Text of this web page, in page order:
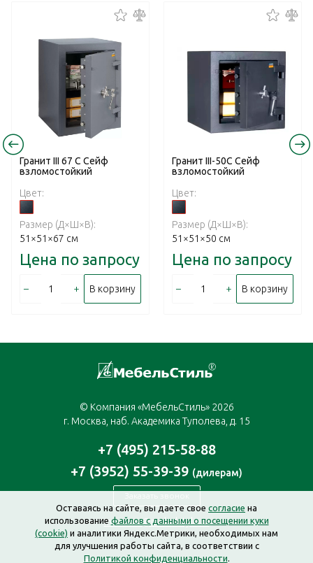
Гранит III 67 С Сейф
взломостойкий
Цвет:
Размер (Д×Ш×В):
51×51×67 см
Цена по запросу
– + В корзину
Гранит III-50C Сейф
взломостойкий
Цвет:
Размер (Д×Ш×В):
51×51×50 см
Цена по запросу
– + В корзину
© Компания «МебельСтиль» 2026
г. Москва, наб. Академика Туполева, д. 15
+7 (495) 215-58-88
+7 (3952) 55-39-39 (дилерам)
Заказать звонок
moscow@mebelstyle.ru
Оставаясь на сайте, вы даете свое согласие на
использованиефайлов с данными о посещении куки
(cookie) и аналитики Яндекс.Метрики, необходимых нам
для улучшения работы сайта, в соответствии с
Политикой конфиденциальности.